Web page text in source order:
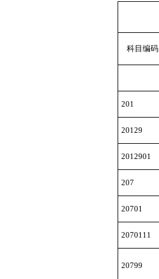
科目编码
201
20129
2012901
207
20701
2070111
20799